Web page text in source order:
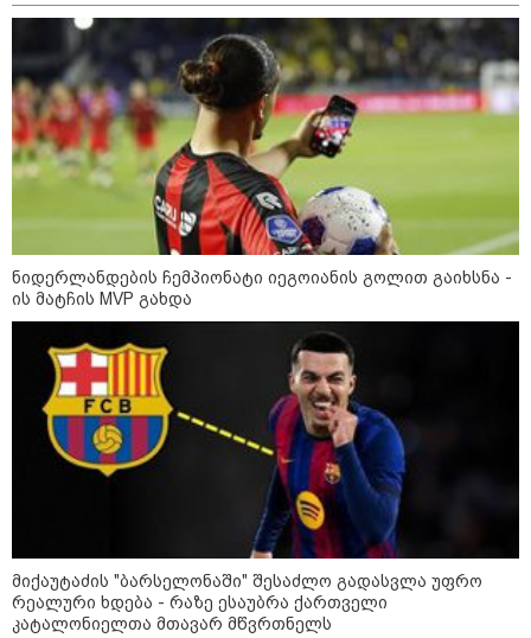
დადგომამდე
ფული ამ ზოდიაქოს ნიშნების
ხელში აღმოჩნდება: ვინ
გამდიდრდება?
როგორ ჩავიცვათ 40 წლის
შემდეგ: მილიონერების
სტილისტის 8 ოქროს წესი და
მსოფლიო
ნიდერლანდების ჩემპიონატი იეგოიანის გოლით გაიხსნა -
ის მატჩის MVP გახდა
მიქაუტაძის "ბარსელონაში" შესაძლო გადასვლა უფრო
რეალური ხდება - რაზე ესაუბრა ქართველი
კატალონიელთა მთავარ მწვრთნელს